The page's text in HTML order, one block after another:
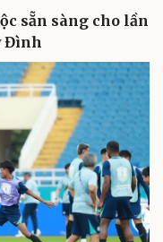
sẵn sàng cho lần
Đình